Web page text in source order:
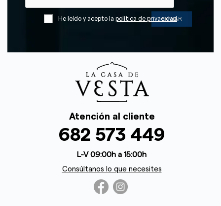
He leído y acepto la política de privacidad
Atención al cliente
682 573 449
L-V 09:00h a 15:00h
Consúltanos lo que necesites